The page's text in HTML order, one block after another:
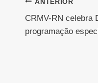
Navegação
de
ANTERIOR
CRMV-RN celebra
programação